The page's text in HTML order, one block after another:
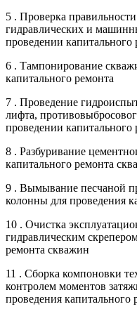
5 . Проверка
гидравлических и
проведении капитального
6 . Тампонирование
капитального ремонта
7 . Проведение
лифта,
проведении капитального
8 . Разбуривание
капитального ремонта
9 . Вымывание песчаной
колонны для проведения
10 . Очистка
гидравлическим
ремонта скважин
11 . Сборка компоновки
контролем моментов
проведения капитального